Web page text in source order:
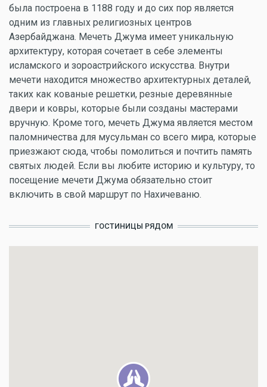
была построена в 1188 году и до сих пор является
одним из главных религиозных центров
Азербайджана. Мечеть Джума имеет уникальную
архитектуру, которая сочетает в себе элементы
исламского и зороастрийского искусства. Внутри
мечети находится множество архитектурных деталей,
таких как кованые решетки, резные деревянные
двери и ковры, которые были созданы мастерами
вручную. Кроме того, мечеть Джума является местом
паломничества для мусульман со всего мира, которые
приезжают сюда, чтобы помолиться и почтить память
святых людей. Если вы любите историю и культуру, то
посещение мечети Джума обязательно стоит
включить в свой маршрут по Нахичеваню.
ГОСТИНИЦЫ РЯДОМ